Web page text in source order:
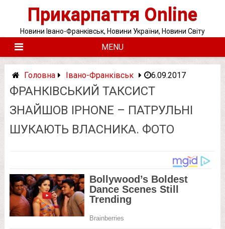
Прикарпаття Online
Новини Івано-Франківськ, Новини України, Новини Світу
MENU
Головна Івано-Франківськ 6.09.2017
ФРАНКІВСЬКИЙ ТАКСИСТ
ЗНАЙШОВ IPHONE – ПАТРУЛЬНІ
ШУКАЮТЬ ВЛАСНИКА. ФОТО